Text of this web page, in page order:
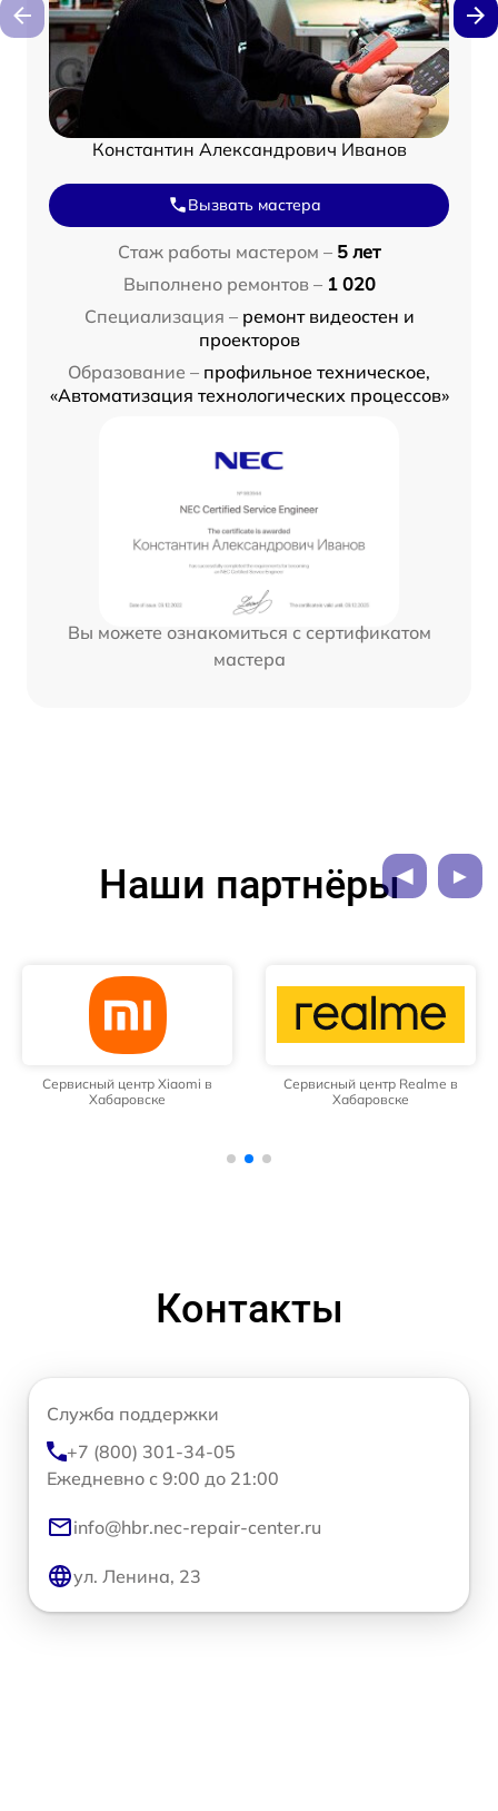
Константин Александрович Иванов
Вызвать мастера
Стаж работы мастером – 5 лет
Выполнено ремонтов – 1 020
Специализация – ремонт видеостен и
проекторов
Образование – профильное техническое,
«Автоматизация технологических процессов»
Вы можете ознакомиться с сертификатом
мастера
Наши партнёры
Сервисный центр Xiaomi в
Хабаровске
Сервисный центр Realme в
Хабаровске
Контакты
Служба поддержки
+7 (800) 301-34-05
Ежедневно с 9:00 до 21:00
info@hbr.nec-repair-center.ru
ул. Ленина, 23